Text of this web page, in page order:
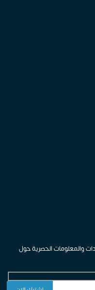
والمعلومات الحصرية حول